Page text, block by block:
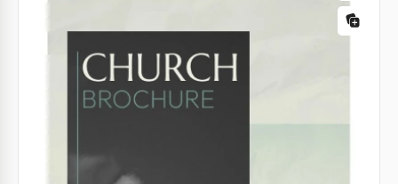
Apresente suas informações relacionadas à saúde
de forma limpa e concisa com nosso Modelo de